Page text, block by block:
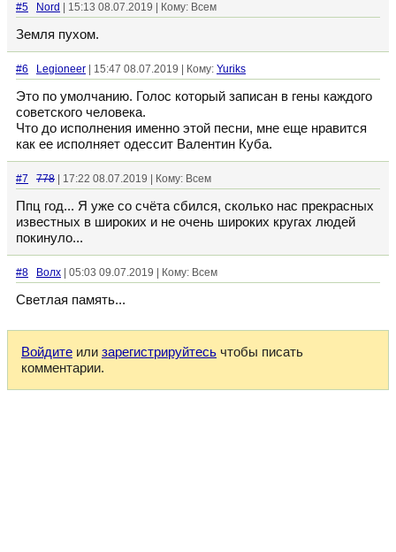
#5 Nord | 15:13 08.07.2019 | Кому: Всем
Земля пухом.
#6 Legioneer | 15:47 08.07.2019 | Кому: Yuriks
Это по умолчанию. Голос который записан в гены каждого
советского человека.
Что до исполнения именно этой песни, мне еще нравится
как ее исполняет одессит Валентин Куба.
#7 778 | 17:22 08.07.2019 | Кому: Всем
Ппц год... Я уже со счёта сбился, сколько нас прекрасных
известных в широких и не очень широких кругах людей
покинуло...
#8 Волх | 05:03 09.07.2019 | Кому: Всем
Светлая память...
Войдите или зарегистрируйтесь чтобы писать
комментарии.